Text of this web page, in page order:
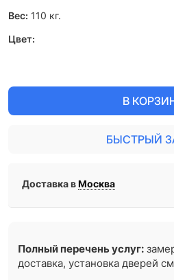
Вес: 110 кг.
Цвет:
В
БЫСТРЫЙ
Доставка вМосква
Полный перечень услуг:
доставка, установка дверей